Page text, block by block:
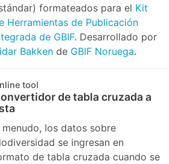
formateados para el Kit
Herramientas de Publicación
de GBIF. Desarrollado por
Bakken de GBIF Noruega.
tool
de tabla cruzada a
menudo, los datos sobre
se ingresan en
de tabla cruzada cuando se